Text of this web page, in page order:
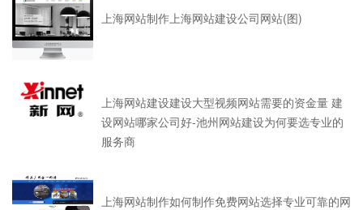
上海网站制作上海网站建设公司网站(图)
上海网站建设建设大型视频网站需要的资金量 建
设网站哪家公司好-池州网站建设为何要选专业的
服务商
上海网站制作如何制作免费网站选择专业可靠的网